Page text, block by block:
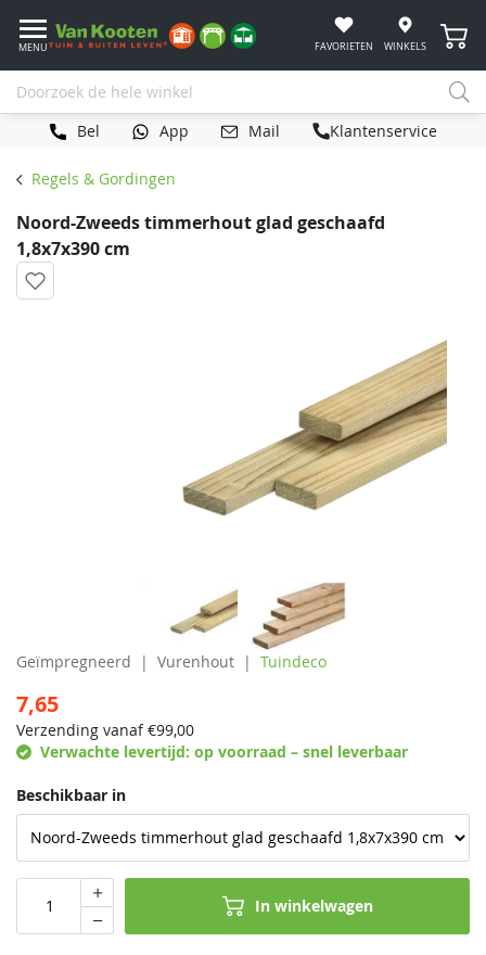
MENU FAVORIETEN WINKELS
Bel App Mail Klantenservice
Regels & Gordingen
Noord-Zweeds timmerhout glad geschaafd
1,8x7x390 cm
Geïmpregneerd Vurenhout Tuindeco
7,65
Verzending vanaf €99,00
Verwachte levertijd: op voorraad – snel leverbaar
Beschikbaar in
In winkelwagen